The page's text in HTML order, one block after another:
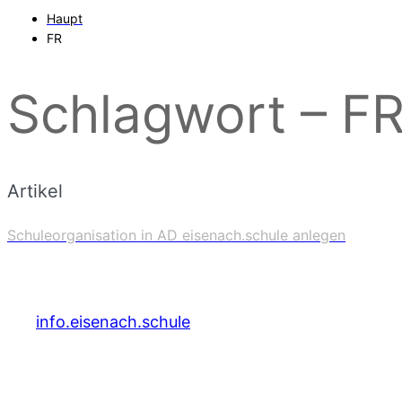
Haupt
FR
Schlagwort – FR
Artikel
Schuleorganisation in AD eisenach.schule anlegen
info.eisenach.schule